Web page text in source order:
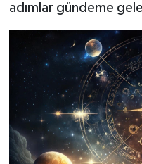
adımlar gündeme